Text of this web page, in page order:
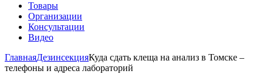
Товары
Организации
Консультации
Видео
ГлавнаяДезинсекцияКуда сдать клеща на анализ в Томске –
телефоны и адреса лабораторий